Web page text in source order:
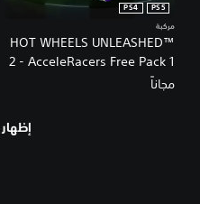
HOT WHEELS UNLEASHED™
2 - AcceleRacers Free Pack 1
PS5
PS4
مركبة
مجاناً